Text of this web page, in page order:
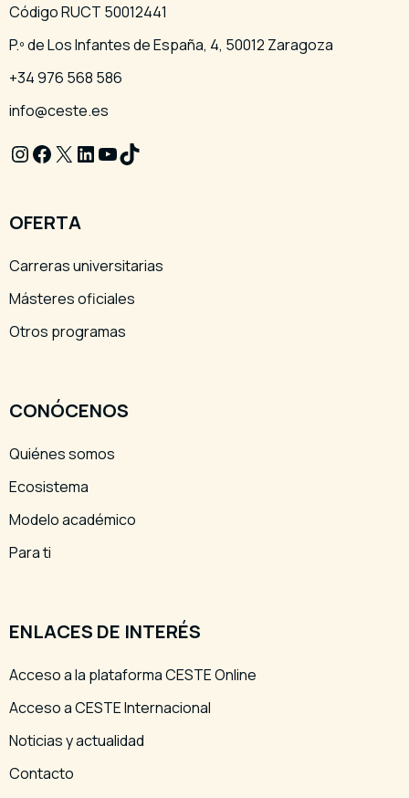
Código RUCT 50012441
P.º de Los Infantes de España, 4, 50012 Zaragoza
+34 976 568 586
info@ceste.es
Instagram
Facebook
X LinkedIn
YouTube
TikTok
OFERTA
Carreras universitarias
Másteres oficiales
Otros programas
CONÓCENOS
Quiénes somos
Ecosistema
Modelo académico
Para ti
ENLACES DE INTERÉS
Acceso a la plataforma CESTE Online
Acceso a CESTE Internacional
Noticias y actualidad
Contacto